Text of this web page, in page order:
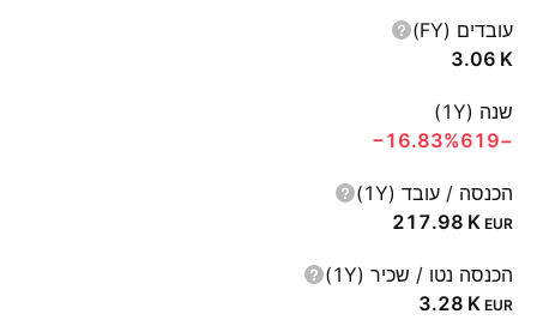
עובדים (FY)
‪3.06 K‬
שנה (1Y)
−619
‪−16.83%‬
הכנסה / עובד (1Y)
‪217.98 K‬ EUR
הכנסה נטו / שכיר (1Y)
‪3.28 K‬ EUR